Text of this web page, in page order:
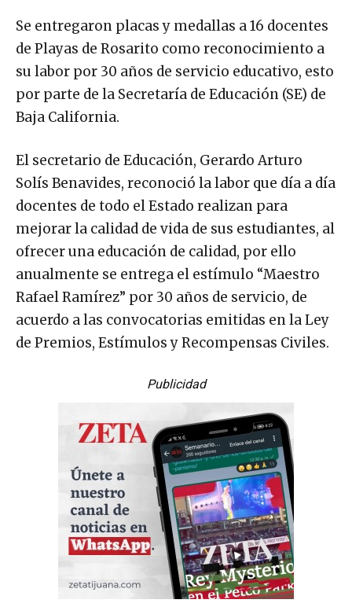
Se entregaron placas y medallas a 16 docentes
de Playas de Rosarito como reconocimiento a
su labor por 30 años de servicio educativo, esto
por parte de la Secretaría de Educación (SE) de
Baja California.
El secretario de Educación, Gerardo Arturo
Solís Benavides, reconoció la labor que día a día
docentes de todo el Estado realizan para
mejorar la calidad de vida de sus estudiantes, al
ofrecer una educación de calidad, por ello
anualmente se entrega el estímulo “Maestro
Rafael Ramírez” por 30 años de servicio, de
acuerdo a las convocatorias emitidas en la Ley
de Premios, Estímulos y Recompensas Civiles.
Publicidad